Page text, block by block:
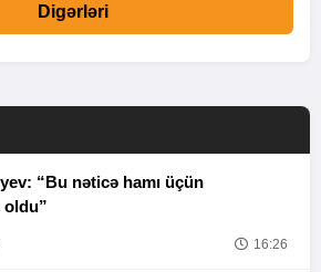
Digərləri
“Bu nəticə hamı üçün
oldu”
16:26